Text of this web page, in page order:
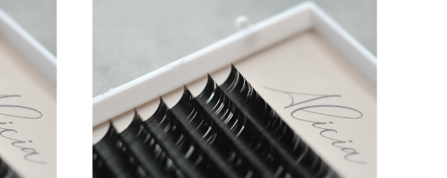
アリシアラッシュ Cカール 0.20mm
¥2,600